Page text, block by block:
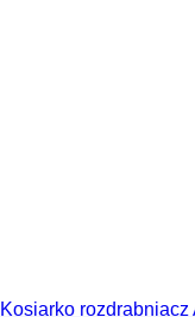
Kosiarko rozdrabniacz